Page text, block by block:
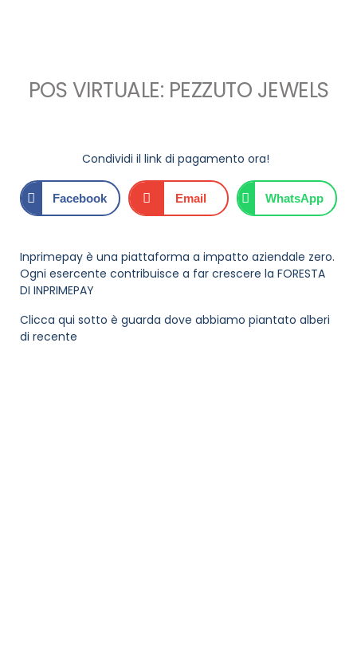
POS VIRTUALE: PEZZUTO JEWELS
Condividi il link di pagamento ora!
Facebook Email WhatsApp
Inprimepay è una piattaforma a impatto aziendale zero.
Ogni esercente contribuisce a far crescere la FORESTA
DI INPRIMEPAY
Clicca qui sotto è guarda dove abbiamo piantato alberi
di recente